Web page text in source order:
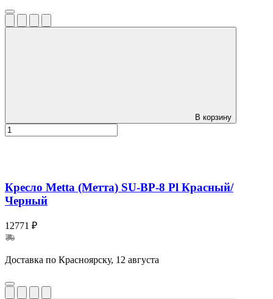
В корзину
Кресло Metta (Метта) SU-BP-8 Pl Красный/
Черный
12771 ₽
Доставка по Красноярску, 12 августа